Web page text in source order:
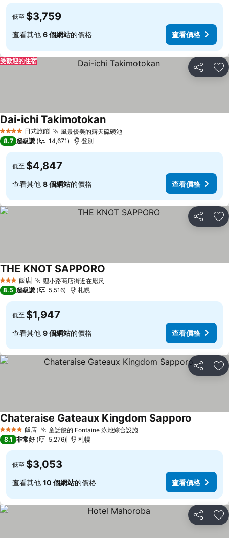
低至 $3,759
查看其他 6 個網站的價格 查看價格
分享 加
受歡迎的住宿
4 星級 日式旅館 風景優美的露天硫磺池查看價格
Dai-ichi Takimotokan查看價格
8.7 超級讚 14,671 登別
低至 $4,847
查看其他 8 個網站的價格 查看價格
分享 加
3 星級 飯店 狸小路商店街近在咫尺查看價格
THE KNOT SAPPORO
8.5 超級讚 5,516 札幌
低至 $1,947
查看其他 9 個網站的價格 查看價格
分享 加
4 星級 飯店 童話般的 Fontaine 泳池綜合設施查看價格
Chateraise Gateaux Kingdom Sapporo
8.1 非常好 5,276 札幌
低至 $3,053
查看其他 10 個網站的價格 查看價格
分享 加